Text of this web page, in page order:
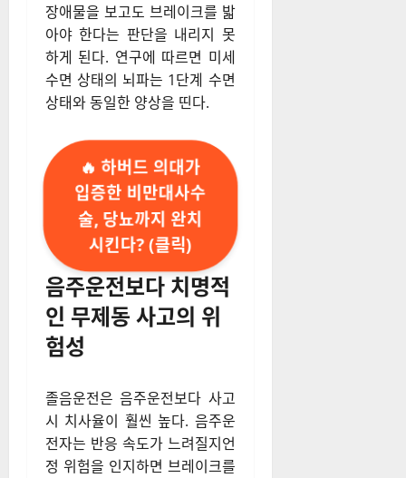
장애물을 보고도 브레이크를 밟
아야 한다는 판단을 내리지 못
하게 된다. 연구에 따르면 미세
수면 상태의 뇌파는 1단계 수면
상태와 동일한 양상을 띤다.
🔥 하버드 의대가
입증한 비만대사수
술, 당뇨까지 완치
시킨다? (클릭)
음주운전보다 치명적
인 무제동 사고의 위
험성
졸음운전은 음주운전보다 사고
시 치사율이 훨씬 높다. 음주운
전자는 반응 속도가 느려질지언
정 위험을 인지하면 브레이크를